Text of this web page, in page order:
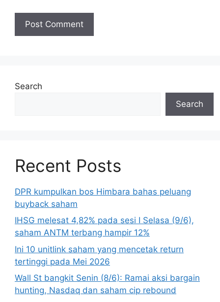
Search
Search
Recent Posts
DPR kumpulkan bos Himbara bahas peluang
buyback saham
IHSG melesat 4,82% pada sesi I Selasa (9/6),
saham ANTM terbang hampir 12%
Ini 10 unitlink saham yang mencetak return
tertinggi pada Mei 2026
Wall St bangkit Senin (8/6): Ramai aksi bargain
hunting, Nasdaq dan saham cip rebound